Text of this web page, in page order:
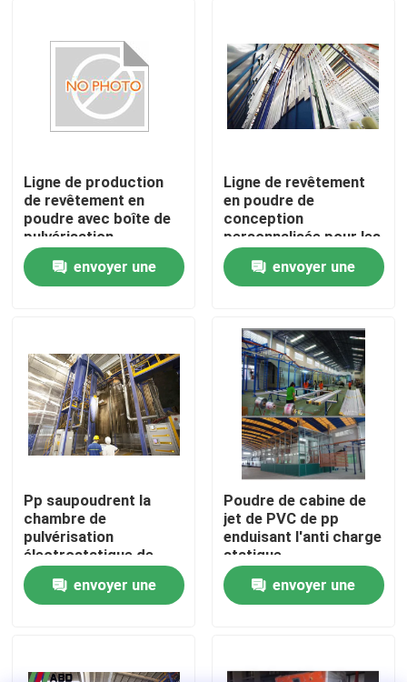
Produits
VR Show
Visite d'usine
Contrôle de qualité
Contactez-nous
Demandez une citation
Ligne de revêtement verticale de poudre
Ligne de production
de revêtement en
poudre avec boîte de
pulvérisation
automatique de four
de durcissement
envoyer une
Ligne de revêtement
en poudre de
conception
personnalisée pour les
profils en aluminium d'
ABD Equipment de
Foshan, Guangdong,
envoyer une
Pp saupoudrent la
chambre de
pulvérisation
électrostatique de
revêtement de poudre
de cabinesenvoyer une
Poudre de cabine de
jet de PVC de pp
enduisant l'anti charge
statique
électrostatique
envoyer une